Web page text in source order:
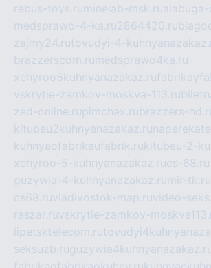
rebus-toys.ru minelab-msk.ru
medsprawo-4-ka.ru2864420.ru
zajmy24.rutovudyi-4-
brazzerscom.ru medsprawo4ka.ru
xehyroo5kuhnyanazakaz.ru
vskrytie-zamkov-moskva-113.ru
zed-online.rupimchax.rubrazzers-
kitubeu2kuhnyanazakaz.ru
kuhnyaofabrikaufabrik.rukitubeu-2-
xehyroo-5-kuhnyanazakaz.rucs-68.ru
guzywia-4-kuhnyanazakaz.ru mir-tk.ru
cs68.ruvladivostok-map.ruvideo-
raszar.ruvskrytie-zamkov-
lipetsktelecom.ru
seksuzb.ru